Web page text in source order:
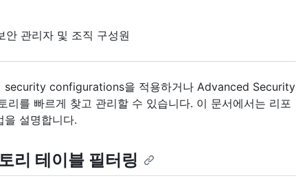
관리자 및 조직 구성원
security configurations을 적용하거나 Advanced Security
리를 빠르게 찾고 관리할 수 있습니다. 이 문서에서는 리포
을 설명합니다.
리 테이블 필터링